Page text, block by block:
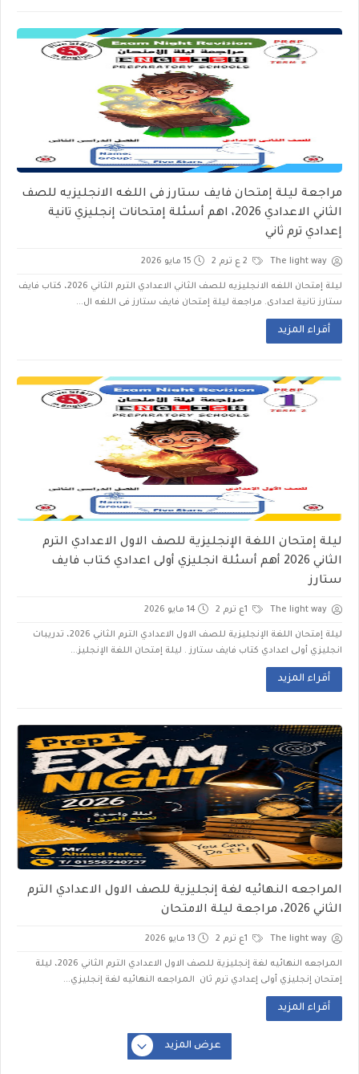
مراجعة ليلة إمتحان فايف ستارز فى اللغه الانجليزيه للصف
الثاني الاعدادي 2026، اهم أسئلة إمتحانات إنجليزي تانية
إعدادي ترم ثاني
The light way 15 مايو 2026
ليلة إمتحان اللغه الانجليزيه للصف الثاني الاعدادي الترم الثاني 2026، كتاب فايف
ستارز تانية اعدادى. مراجعة ليلة إمتحان فايف ستارز فى اللغه ال...
أقراء المزيد
ليلة إمتحان اللغة الإنجليزية للصف الاول الاعدادي الترم
الثاني 2026 أهم أسئلة انجليزي أولى اعدادي كتاب فايف
ستارز
The light way 14 مايو 2026
ليلة إمتحان اللغة الإنجليزية للصف الاول الاعدادي الترم الثاني 2026، تدريبات
انجليزي أولى اعدادي كتاب فايف ستارز . ليلة إمتحان اللغة الإنجليز...
أقراء المزيد
المراجعه النهائيه لغة إنجليزية للصف الاول الاعدادي الترم
الثاني 2026، مراجعة ليلة الامتحان
The light way 13 مايو 2026
المراجعه النهائيه لغة إنجليزية للصف الاول الاعدادي الترم الثاني 2026، ليلة
إمتحان إنجليزي أولى إعدادي ترم ثان المراجعه النهائيه لغة إنجليزي...
أقراء المزيد
عرض المزيد